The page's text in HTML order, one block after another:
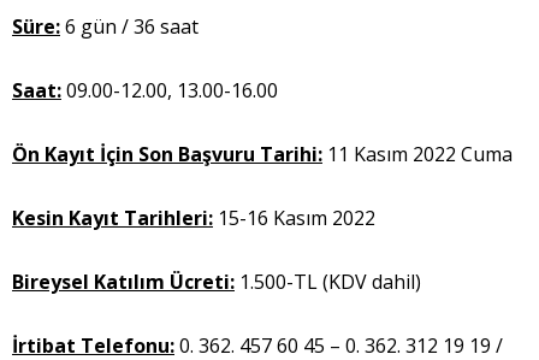
Süre:6 gün / 36 saat
Saat:09.00-12.00, 13.00-16.00
Ön Kayıt İçin Son Başvuru Tarihi: 11 Kasım 2022 Cuma
Kesin Kayıt Tarihleri: 15-16 Kasım 2022
Bireysel Katılım Ücreti: 1.500-TL (KDV dahil)
İrtibat Telefonu:0. 362. 457 60 45 – 0. 362. 312 19 19 /